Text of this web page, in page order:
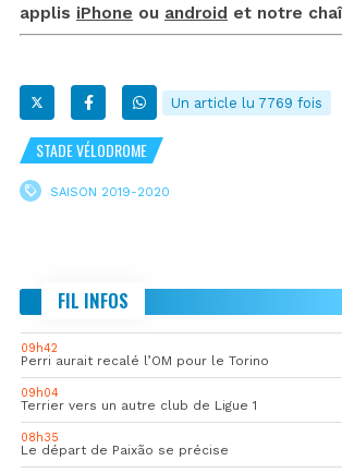
applis iPhone ou android et notre
Un article lu 7769 fois
STADE VÉLODROME
SAISON 2019-2020
FIL INFOS
09h42
Perri aurait recalé l’OM pour le Torino
09h04
Terrier vers un autre club de Ligue 1
08h35
Le départ de Paixão se précise